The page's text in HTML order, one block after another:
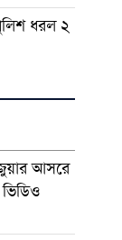
ধরল ২
জুয়ার আসরে